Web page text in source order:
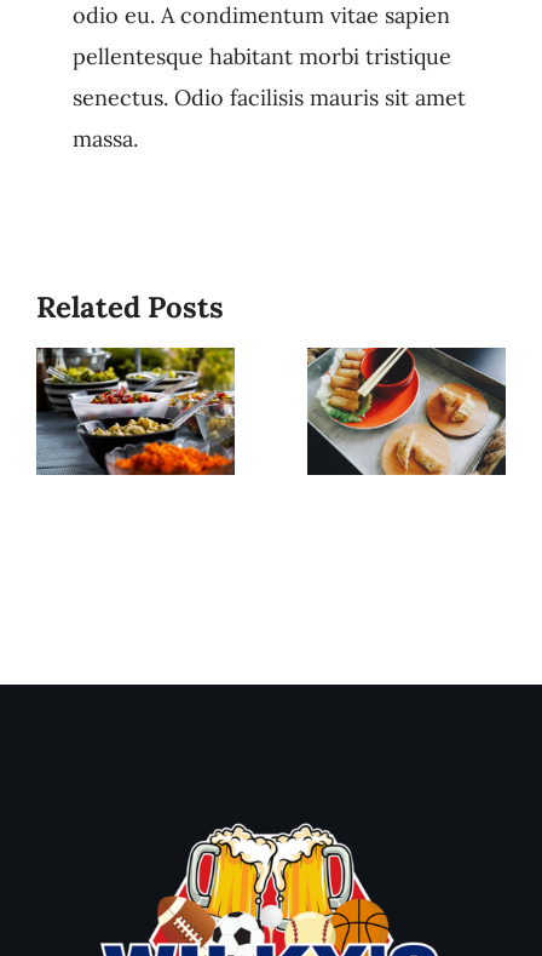
odio eu. A condimentum vitae sapien
pellentesque habitant morbi tristique
senectus. Odio facilisis mauris sit amet
massa.
Related Posts